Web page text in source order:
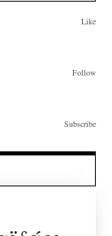
Like
Follow
Subscribe